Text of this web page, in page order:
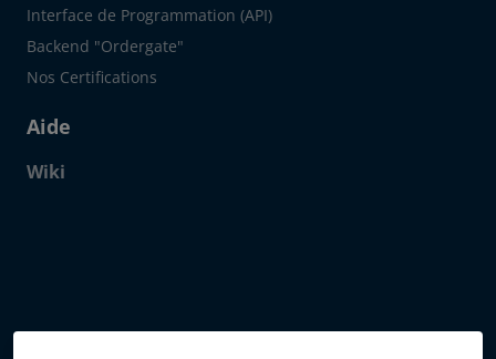
Interface de Programmation (API)
Backend "Ordergate"
Nos Certifications
Aide
Wiki